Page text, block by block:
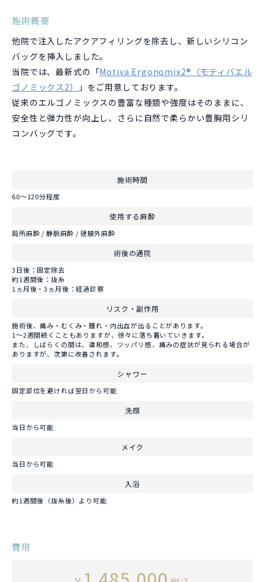
施術概要
他院で注入したアクアフィリングを除去し、新しいシリコン
バッグを挿入しました。
当院では、最新式の「Motiva Ergonomix2®（モティバエル
ゴノミックス2）
」をご用意しております。
従来のエルゴノミックスの豊富な種類や強度はそのままに、
安全性と弾力性が向上し、さらに自然で柔らかい豊胸用シリ
コンバッグです。
施術時間
60～120分程度
使用する麻酔
局所麻酔 / 静脈麻酔 / 硬膜外麻酔
術後の通院
3日後：固定除去
約1週間後：抜糸
1ヵ月後・3ヵ月後：経過診察
リスク・副作用
施術後、痛み・むくみ・腫れ・内出血が出ることがあります。
1～2週間続くこともありますが、徐々に落ち着いていきます。
また、しばらくの間は、違和感、ツッパリ感、痛みの症状が見られる場合が
ありますが、次第に改善されます。
シャワー
固定部位を避ければ翌日から可能
洗顔
当日から可能
メイク
当日から可能
入浴
約1週間後（抜糸後）より可能
費用